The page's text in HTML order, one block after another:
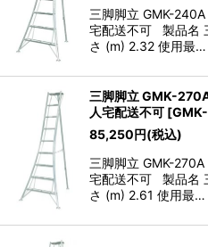
三脚脚立 GMK-
宅配送不可 製品名
さ (m) 2.32 使用最…
三脚脚立 GMK-
人宅配送不可 [
85,250円(税込)
三脚脚立 GMK-
宅配送不可 製品名
さ (m) 2.61 使用最…